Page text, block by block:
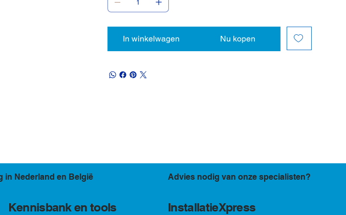
In winkelwagen Nu kopen
in Nederland en België Advies nodig van onze specialisten?
Kennisbank en tools InstallatieXpress